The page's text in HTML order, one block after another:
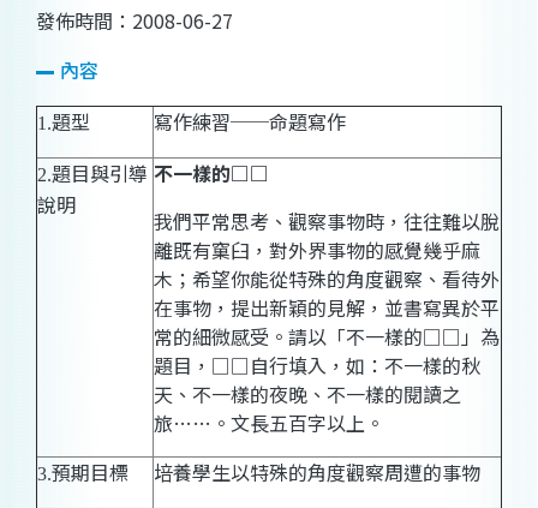
發佈時間：2008-06-27
內容
1.題型 寫作練習──命題寫作
2.題目與引導
說明
不一樣的□□
我們平常思考、觀察事物時，往往難以脫
離既有窠臼，對外界事物的感覺幾乎麻
木；希望你能從特殊的角度觀察、看待外
在事物，提出新穎的見解，並書寫異於平
常的細微感受。請以「不一樣的□□」為
題目，□□自行填入，如：不一樣的秋
天、不一樣的夜晚、不一樣的閱讀之
旅……。文長五百字以上。
3.預期目標 培養學生以特殊的角度觀察周遭的事物